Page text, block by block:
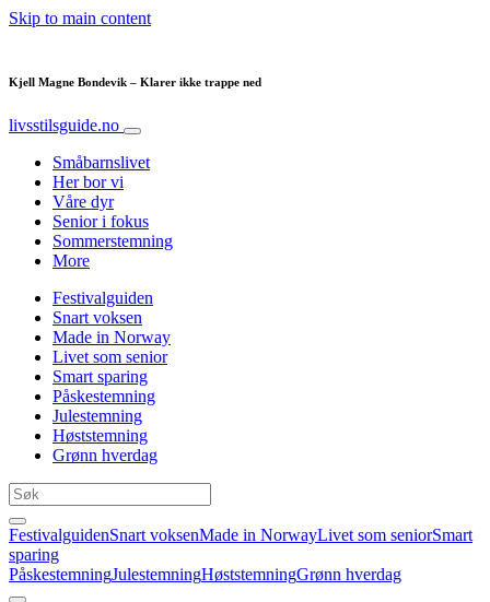
Skip to main content
Kjell Magne Bondevik – Klarer ikke trappe ned
livsstilsguide.no
Småbarnslivet
Her bor vi
Våre dyr
Senior i fokus
Sommerstemning
More
Festivalguiden
Snart voksen
Made in Norway
Livet som senior
Smart sparing
Påskestemning
Julestemning
Høststemning
Grønn hverdag
FestivalguidenSnart voksenMade in NorwayLivet som seniorSmart
sparing
PåskestemningJulestemningHøststemningGrønn hverdag